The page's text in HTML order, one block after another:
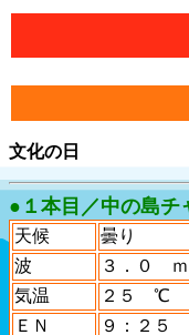
文化の日
●１本目／中の島チ
天候 曇り
波
３．０ ｍ
気温
２５ ℃
ＥＮ
９：２５